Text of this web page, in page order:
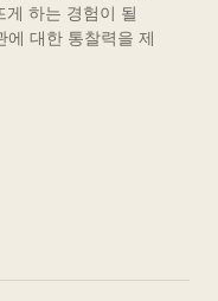
게 하는 경험이 될
에 대한 통찰력을 제